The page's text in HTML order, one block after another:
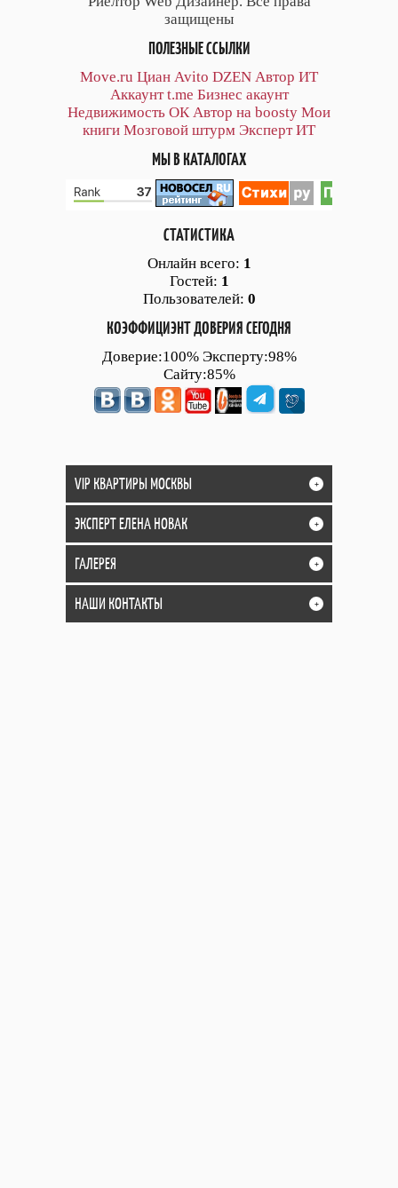
защищены
ПОЛЕЗНЫЕ ССЫЛКИ
Move.ru Циан Avito DZEN Автор ИТ
Аккаунт t.me Бизнес акаунт
Недвижимость ОК Автор на boosty Мои
книги Мозговой штурм Эксперт ИТ
МЫ В КАТАЛОГАХ
СТАТИСТИКА
Онлайн всего: 1
Гостей: 1
Пользователей: 0
КОЭФФИЦИЭНТ ДОВЕРИЯ СЕГОДНЯ
Доверие:100% Эксперту:98%
Сайту:85%
VIP КВАРТИРЫ МОСКВЫ +
ЭКСПЕРТ ЕЛЕНА НОВАК +
ГАЛЕРЕЯ +
НАШИ КОНТАКТЫ +